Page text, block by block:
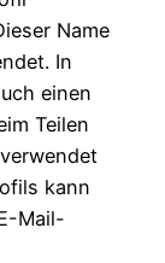
Name
In
einen
Teilen
kann
Mail-